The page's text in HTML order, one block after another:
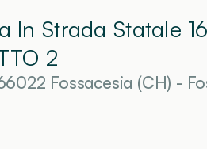
In Strada Statale
2
Fossacesia (CH) -